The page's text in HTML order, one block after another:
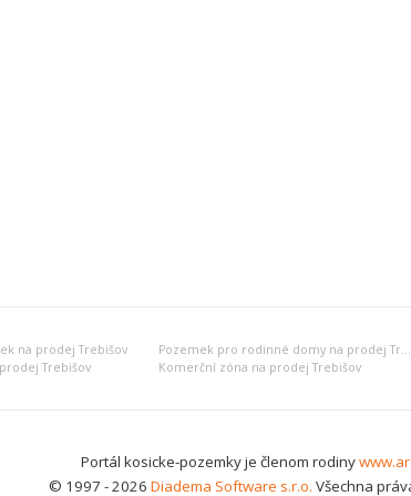
na prodej Trebišov Pozemek pro rodinné domy na prodej Trebišov
Trebišov
Komerční zóna na prodej Trebišov
Portál kosicke-pozemky je členom rodiny
© 1997 - 2026 Diadema Software s.r.o. Všechna